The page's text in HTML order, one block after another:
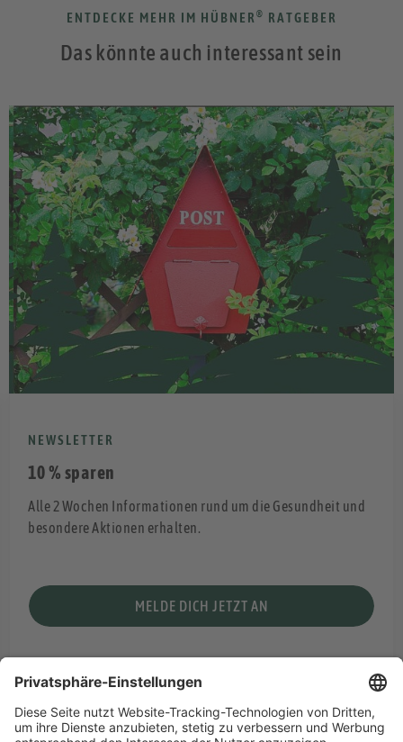
ENTDECKE MEHR IM HÜBNER ® RATGEBER
Das könnte auch interessant sein
NEWSLETTER
10 % sparen
Alle 2 Wochen Informationen rund um die Gesundheit und
besondere Aktionen erhalten.
MELDE DICH JETZT AN